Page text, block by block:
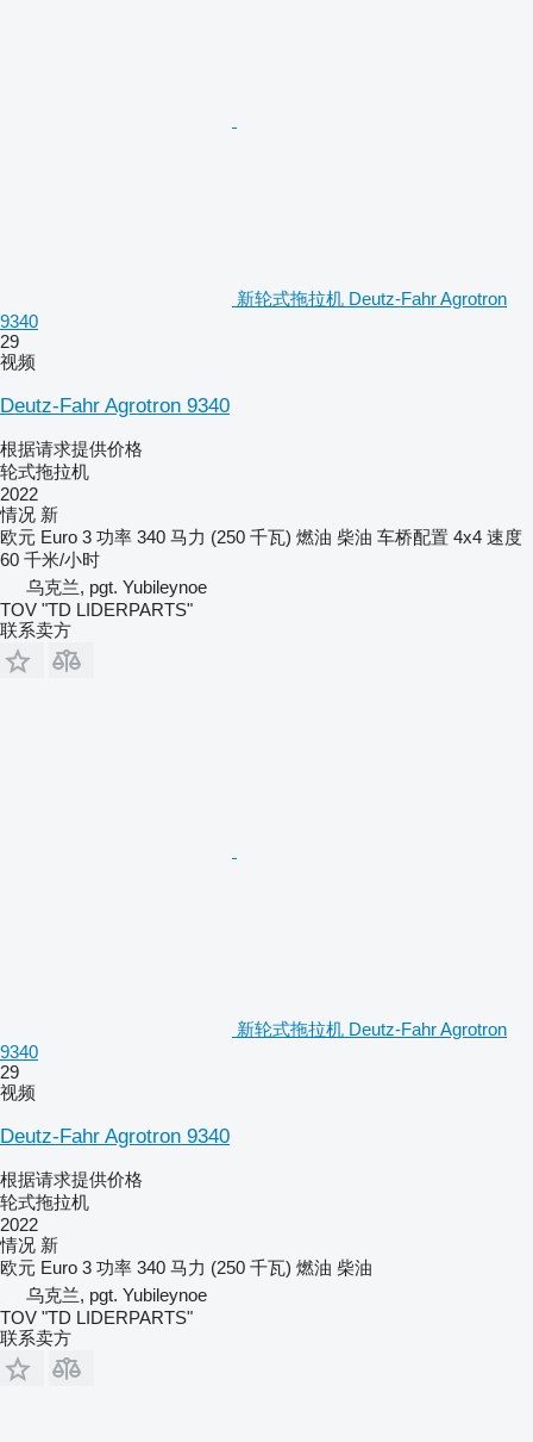
新轮式拖拉机 Deutz-Fahr Agrotron
9340
29
视频
Deutz-Fahr Agrotron 9340
根据请求提供价格
轮式拖拉机
2022
情况 新
欧元 Euro 3 功率 340 马力 (250 千瓦) 燃油 柴油 车桥配置 4x4 速度
60 千米/小时
乌克兰, pgt. Yubileynoe
TOV "TD LIDERPARTS"
联系卖方
新轮式拖拉机 Deutz-Fahr Agrotron
9340
29
视频
Deutz-Fahr Agrotron 9340
根据请求提供价格
轮式拖拉机
2022
情况 新
欧元 Euro 3 功率 340 马力 (250 千瓦) 燃油 柴油
乌克兰, pgt. Yubileynoe
TOV "TD LIDERPARTS"
联系卖方